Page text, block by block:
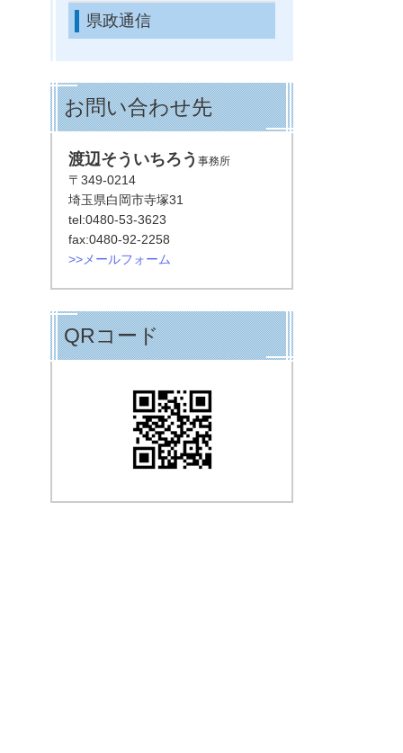
県政通信
お問い合わせ先
渡辺そういちろう 事務所
〒349-0214
埼玉県白岡市寺塚31
tel:0480-53-3623
fax:0480-92-2258
>>メールフォーム
QRコード